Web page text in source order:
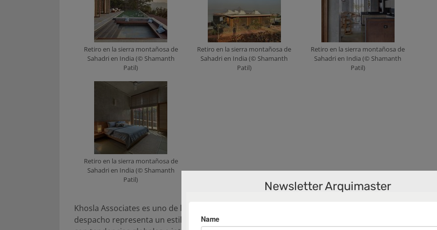
Retiro en la sierra montañosa de
Sahadri en India (© Shamanth
Patil)
Retiro en la sierra montañosa de
Sahadri en India (© Shamanth
Patil)
Retiro en la sierra montañosa de
Sahadri en India (© Shamanth
Patil)
Retiro en la sierra montañosa de
Sahadri en India (© Shamanth
Patil)
Khosla Associates es uno de los despachos punteros con sede en Bangalore, India. Este
despacho representa un estilo inconfundible, que combina la arquitectura de estilo tropical
Newsletter Arquimaster